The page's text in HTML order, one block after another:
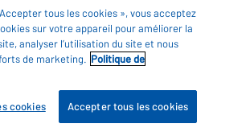
de Sid Hatcher, dont la
de 38 ans au sein de Marine
tous les cookies », vous acceptez
sur votre appareil pour améliorer la
analyser l’utilisation du site et nous
de marketing. Politique de
cookies Accepter tous les cookies